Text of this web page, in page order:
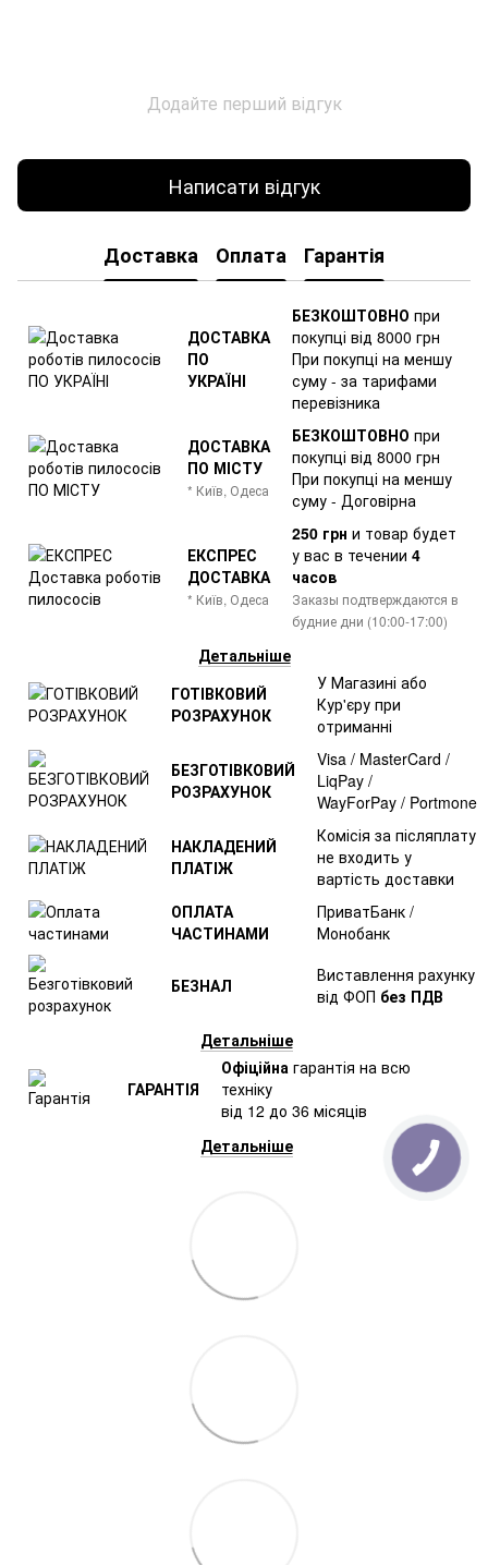
Додайте перший відгук
Написати відгук
Доставка Оплата Гарантія
ДОСТАВКА
ПО
УКРАЇНІ
БЕЗКОШТОВНО при
покупці від 8000 грн
При покупці на меншу
суму - за тарифами
перевізника
ДОСТАВКА
ПО МІСТУ
* Київ, Одеса
БЕЗКОШТОВНО при
покупці від 8000 грн
При покупці на меншу
суму - Договірна
ЕКСПРЕС
ДОСТАВКА
* Київ, Одеса
250 грн и товар будет
у вас в течении 4
часов
Заказы подтверждаются в
будние дни (10:00-17:00)
Детальніше
ГОТІВКОВИЙ
РОЗРАХУНОК
У Магазині або
Кур'єру при
отриманні
БЕЗГОТІВКОВИЙ
РОЗРАХУНОК
Visa / MasterCard /
LiqPay /
WayForPay / Portmone
НАКЛАДЕНИЙ
ПЛАТІЖ
Комісія за післяплату
не входить у
вартість доставки
ОПЛАТА
ЧАСТИНАМИ
ПриватБанк /
Монобанк
БЕЗНАЛ
Виставлення рахунку
від ФОП без ПДВ
Детальніше
ГАРАНТІЯ
Офіційна гарантія на всю
техніку
від 12 до 36 місяців
Детальніше